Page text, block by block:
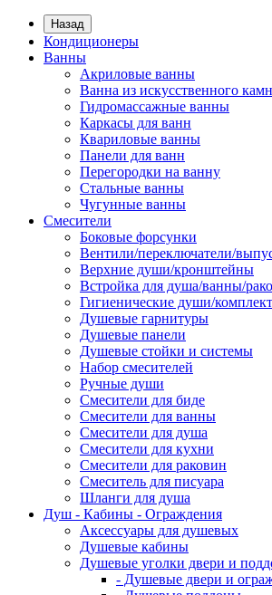
Назад
Кондиционеры
Ванны
Акриловые ванны
Ванна из искусственного
Гидромассажные ванны
Каркасы для ванн
Квариловые ванны
Панели для ванн
Перегородки на ванну
Стальные ванны
Чугунные ванны
Смесители
Боковые форсунки
Вентили/переключатели/
Верхние души/кронштейны
Встройка для душа/ванны/
Гигиенические души/
Душевые гарнитуры
Душевые панели
Душевые стойки и системы
Набор смесителей
Ручные души
Смесители для биде
Смесители для ванны
Смесители для душа
Смесители для кухни
Смесители для раковин
Смеситель для писуара
Шланги для душа
Душ - Кабины - Ограждения
Аксессуары для душевых
Душевые кабины
Душевые уголки двери и
- Душевые двери и